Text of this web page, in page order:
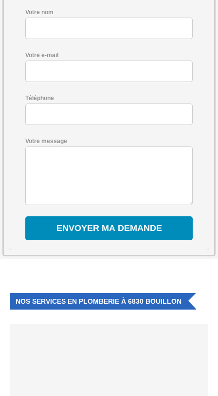
Votre nom
Votre e-mail
Téléphone
Votre message
NOS SERVICES EN PLOMBERIE À 6830 BOUILLON